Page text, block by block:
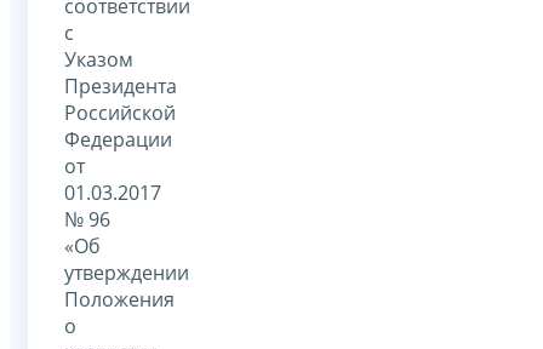
соответствии
с
Указом
Президента
Российской
Федерации
от
01.03.2017
№ 96
«Об
утверждении
Положения
о